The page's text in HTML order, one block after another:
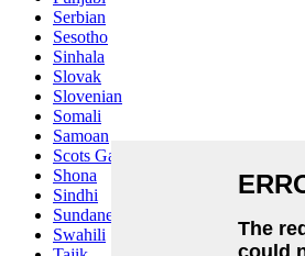
Serbian
Sesotho
Sinhala
Slovak
Slovenian
Somali
Samoan
Scots Gaelic
Shona
Sindhi
Sundanese
Swahili